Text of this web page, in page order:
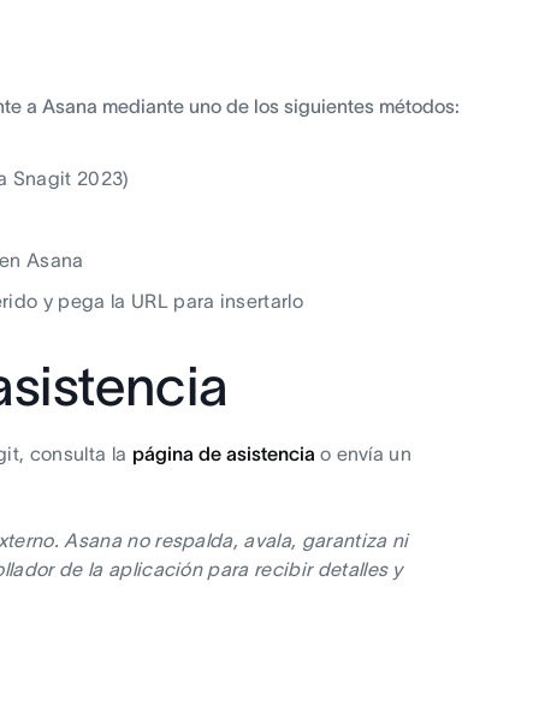
a Asana mediante uno de los siguientes métodos:
Snagit 2023)
Asana
y pega la URL para insertarlo
consulta la página de asistencia o envía un
Asana no respalda, avala, garantiza ni
de la aplicación para recibir detalles y